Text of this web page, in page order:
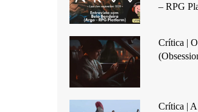
– RPG
Crítica |
Crítica |